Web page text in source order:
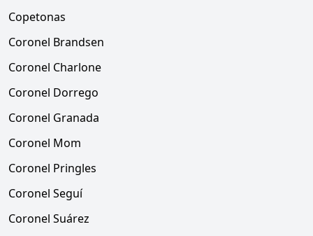
Copetonas
Coronel Brandsen
Coronel Charlone
Coronel Dorrego
Coronel Granada
Coronel Mom
Coronel Pringles
Coronel Seguí
Coronel Suárez